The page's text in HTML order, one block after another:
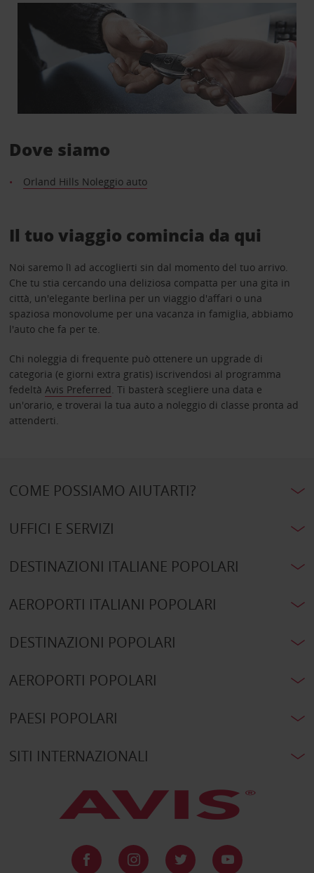
Dove siamo
Orland Hills Noleggio auto
Il tuo viaggio comincia da qui
Noi saremo lì ad accoglierti sin dal momento del tuo arrivo.
Che tu stia cercando una deliziosa compatta per una gita in
città, un'elegante berlina per un viaggio d'affari o una
spaziosa monovolume per una vacanza in famiglia, abbiamo
l'auto che fa per te.
Chi noleggia di frequente può ottenere un upgrade di
categoria (e giorni extra gratis) iscrivendosi al programma
fedeltà Avis Preferred. Ti basterà scegliere una data e
un'orario, e troverai la tua auto a noleggio di classe pronta ad
attenderti.
COME POSSIAMO AIUTARTI?
UFFICI E SERVIZI
DESTINAZIONI ITALIANE POPOLARI
AEROPORTI ITALIANI POPOLARI
DESTINAZIONI POPOLARI
AEROPORTI POPOLARI
PAESI POPOLARI
SITI INTERNAZIONALI